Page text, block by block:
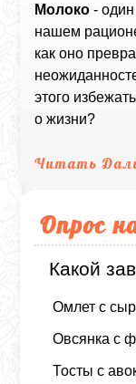
Молоко -
нашем
как оно
этого
о жизни?
Читать
Опрос
Какой
Омлет с
Овсянка с
Тосты с